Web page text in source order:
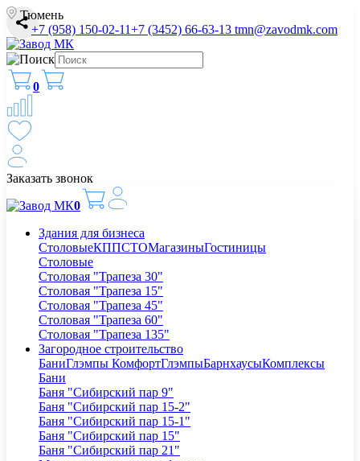
Тюмень
+7 (958) 150-02-11+7 (3452) 66-63-13 tmn@zavodmk.com
0
Заказать звонок
0
Здания для бизнеса
СтоловыеКППСТОМагазиныГостиницы
Столовые
Столовая "Трапеза 30"
Столовая "Трапеза 15"
Столовая "Трапеза 45"
Столовая "Трапеза 60"
Столовая "Трапеза 135"
Загородное строительство
БаниГлэмпы КомфортГлэмпыБарнхаусыКомплексы
Бани
Баня "Сибирский пар 9"
Баня "Сибирский пар 15-2"
Баня "Сибирский пар 15-1"
Баня "Сибирский пар 15"
Баня "Сибирский пар 21"